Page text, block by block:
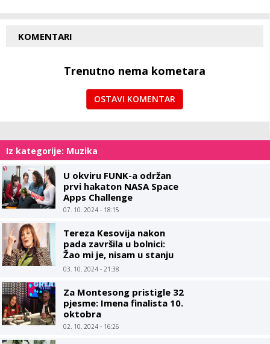
KOMENTARI
Trenutno nema kometara
OSTAVI KOMENTAR
Iz kategorije: Muzika
U okviru FUNK-a održan
prvi hakaton NASA Space
Apps Challenge
07. 10. 2024 - 18:15
Tereza Kesovija nakon
pada završila u bolnici:
Žao mi je, nisam u stanju
objašnjavati šta mi se
03. 10. 2024 - 21:38
Za Montesong pristigle 32
pjesme: Imena finalista 10.
oktobra
02. 10. 2024 - 16:26